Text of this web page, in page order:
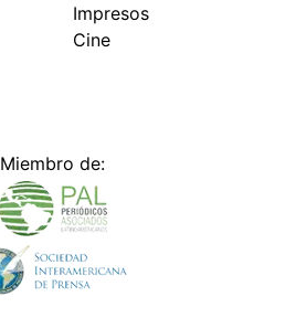
Impresos
Cine
Miembro de: